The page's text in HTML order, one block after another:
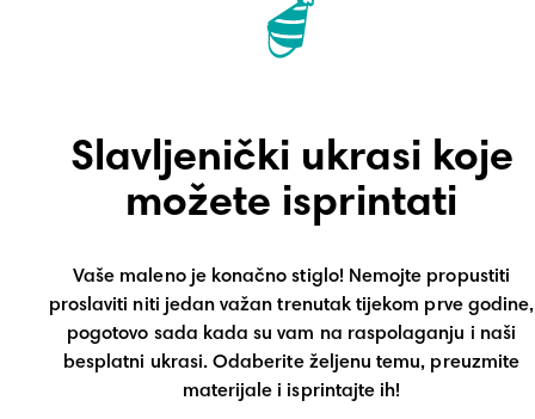
Slavljenički ukrasi koje
možete isprintati
Vaše maleno je konačno stiglo! Nemojte propustiti
proslaviti niti jedan važan trenutak tijekom prve godine,
pogotovo sada kada su vam na raspolaganju i naši
besplatni ukrasi. Odaberite željenu temu, preuzmite
materijale i isprintajte ih!